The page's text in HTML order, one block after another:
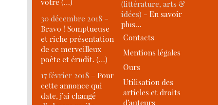
30 décembre 2018 –
Bravo ! Somptueuse
et riche présentation
de ce merveilleux
poète et érudit. (…)
17 février 2018 –Pour
cette annonce qui
date, j’ai changé
(littérature, arts &
idées) -En savoir
plus…
Contacts
Mentions légales
Ours
Utilisation des
articles et droits
d’auteurs